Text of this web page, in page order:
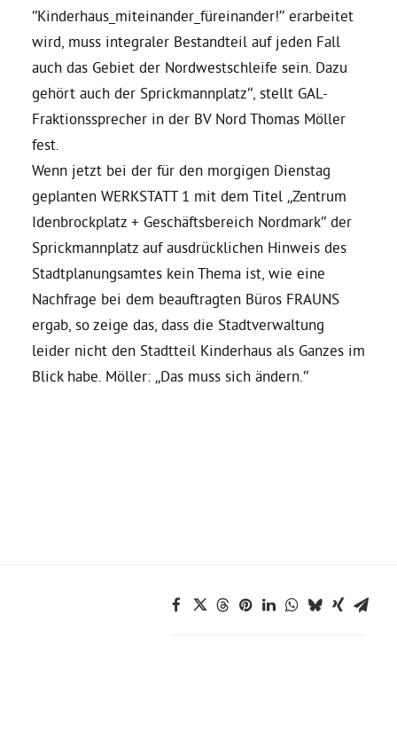
Delegierte
Grüne im Rathaus
Ratsmitglieder 2025 – 2030
Ratsanträge
Fraktionsgeschäftsstelle
Bezirksvertretungen
“Kinderhaus_miteinander_füreinander!” erarbeitet
wird, muss integraler Bestandteil auf jeden Fall
auch das Gebiet der Nordwestschleife sein. Dazu
gehört auch der Sprickmannplatz“, stellt GAL-
Fraktionssprecher in der BV Nord Thomas Möller
fest.
Wenn jetzt bei der für den morgigen Dienstag
geplanten WERKSTATT 1 mit dem Titel „Zentrum
Idenbrockplatz + Geschäftsbereich Nordmark“ der
Sprickmannplatz auf ausdrücklichen Hinweis des
Stadtplanungsamtes kein Thema ist, wie eine
Nachfrage bei dem beauftragten Büros FRAUNS
ergab, so zeige das, dass die Stadtverwaltung
leider nicht den Stadtteil Kinderhaus als Ganzes im
Blick habe. Möller: „Das muss sich ändern.“